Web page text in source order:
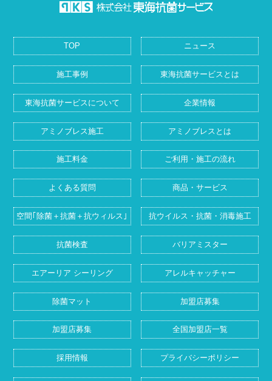
TOP ニュース
施工事例 東海抗菌サービスとは
東海抗菌サービスについて 企業情報
アミノブレス施工 アミノブレスとは
施工料金 ご利用・施工の流れ
よくある質問 商品・サービス
空間｢除菌＋抗菌＋抗ウィルス｣ 抗ウイルス・抗菌・消毒施工
抗菌検査 バリアミスター
エアーリア シーリング アレルキャッチャー
除菌マット 加盟店募集
加盟店募集 全国加盟店一覧
採用情報 プライバシーポリシー